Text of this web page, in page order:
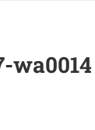
wa0014